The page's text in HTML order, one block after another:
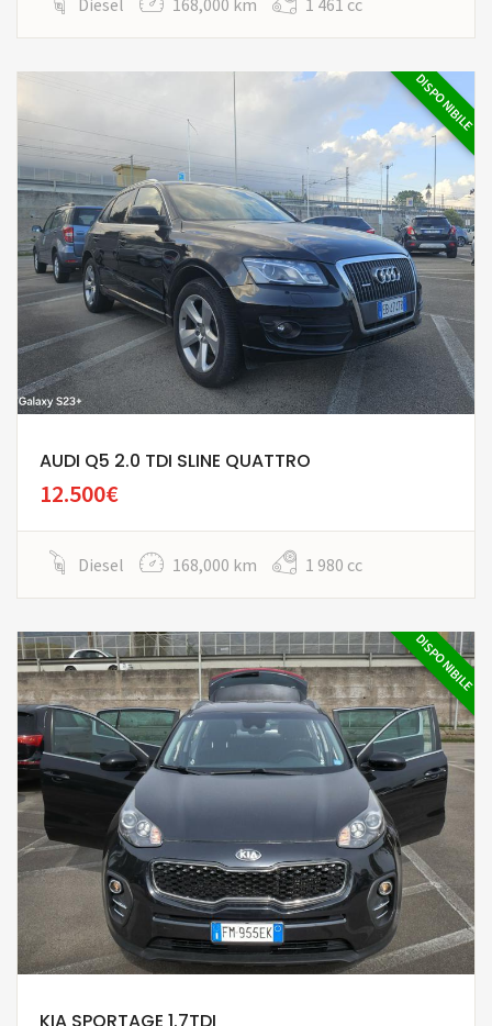
Diesel 168,000 km 1 461 cc
DISPONIBILE
AUDI Q5 2.0 TDI SLINE QUATTRO
12.500€
Diesel 168,000 km 1 980 cc
DISPONIBILE